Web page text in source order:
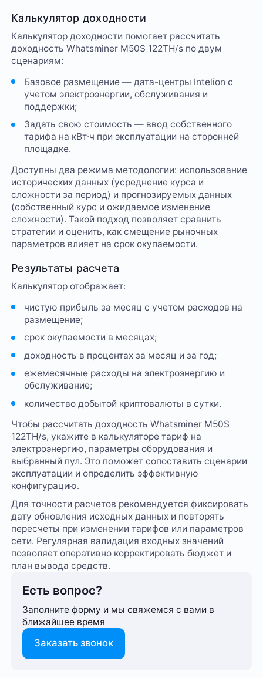
Калькулятор доходности
Калькулятор доходности помогает рассчитать
доходность Whatsminer M50S 122TH/s по двум
сценариям:
Базовое размещение — дата-центры Intelion с
учетом электроэнергии, обслуживания и
поддержки;
Задать свою стоимость — ввод собственного
тарифа на кВт·ч при эксплуатации на сторонней
площадке.
Доступны два режима методологии: использование
исторических данных (усреднение курса и
сложности за период) и прогнозируемых данных
(собственный курс и ожидаемое изменение
сложности). Такой подход позволяет сравнить
стратегии и оценить, как смещение рыночных
параметров влияет на срок окупаемости.
Результаты расчета
Калькулятор отображает:
чистую прибыль за месяц с учетом расходов на
размещение;
срок окупаемости в месяцах;
доходность в процентах за месяц и за год;
ежемесячные расходы на электроэнергию и
обслуживание;
количество добытой криптовалюты в сутки.
Чтобы рассчитать доходность Whatsminer M50S
122TH/s, укажите в калькуляторе тариф на
электроэнергию, параметры оборудования и
выбранный пул. Это поможет сопоставить сценарии
эксплуатации и определить эффективную
конфигурацию.
Для точности расчетов рекомендуется фиксировать
дату обновления исходных данных и повторять
пересчеты при изменении тарифов или параметров
сети. Регулярная валидация входных значений
позволяет оперативно корректировать бюджет и
план вывода средств.
Есть вопрос?
Заполните форму и мы свяжемся с вами в
ближайшее время
Заказать звонок